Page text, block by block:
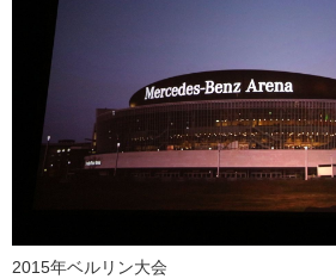
2015年ベルリン大会